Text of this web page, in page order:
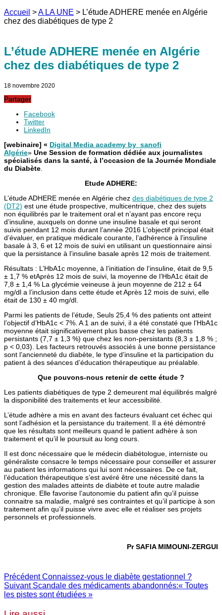
Accueil >A LA UNE > L’étude ADHERE menée en Algérie
chez des diabétiques de type 2
L’étude ADHERE menée en Algérie
chez des diabétiques de type 2
18 novembre 2020
Partager
Facebook
Twitter
LinkedIn
[webinaire] « Digital Media academy by sanofi
Algérie» Une Session de formation dédiée aux journalistes
spécialisés dans la santé, à l’occasion de la Journée Mondiale
du Diabète
Etude ADHERE:
L’étude ADHERE menée en Algérie chez des diabétiques de type 2
(DT2) est une étude prospective, multicentrique, chez des sujets
non équilibrés par le traitement oral et n’ayant pas encore reçu
d’insuline, auxquels on donne une insuline basale et qui seront
suivis pendant 12 mois durant l’année 2016 L’objectif principal était
d’évaluer, en pratique médicale courante, l’adhérence à l’insuline
basale à 3, 6 et 12 mois de suivi en utilisant un questionnaire ainsi
que la persistance à l’insuline basale après 12 mois de traitement.
Résultats : L’HbA1c moyenne, à l’initiation de l’insuline, était de 9,5
± 1,7 % etAprès 12 mois de suivi, la moyenne de l’HbA1c était de
7,8 ± 1,4 % La glycémie veineuse à jeun moyenne de 212 ± 64
mg/dl a l’inclusion dans cette étude et Après 12 mois de suivi, elle
était de 130 ± 40 mg/dl.
Parmi les patients de l’étude, Seuls 25,4 % des patients ont atteint
l’objectif d’HbA1c < 7%. A 1 an de suivi, il a été constaté que l’HbA1c
moyenne était significativement plus basse chez les patients
persistants (7,7 ± 1,3 %) que chez les non-persistants (8,3 ± 1,8 % ;
p < 0,03). Les facteurs retrouvés associés à une bonne persistance
sont l’ancienneté du diabète, le type d’insuline et la participation du
patient à des séances d’éducation thérapeutique au préalable.
Que pouvons-nous retenir de cette étude ?
Les patients diabétiques de type 2 demeurent mal équilibrés malgré
la disponibilité des traitements et leur accessibilité.
L’étude adhère a mis en avant des facteurs évaluant cet échec qui
sont l’adhésion et la persistance du traitement. Il a été démontré
que les résultats sont meilleurs quand le patient adhère à son
traitement et qu’il le poursuit au long cours.
Il est donc nécessaire que le médecin diabétologue, interniste ou
généraliste consacre le temps nécessaire pour conseiller et assurer
au patient les informations qui lui sont nécessaires. De ce fait,
l’éducation thérapeutique s’est avéré être une nécessité dans la
gestion des malades atteints de diabète et toute autre maladie
chronique. Elle favorise l’autonomie du patient afin qu’il puisse
connaitre sa maladie, malgré ses contraintes et qu’il participe à son
traitement afin qu’il puisse vivre avec elle et réaliser ses projets
personnels et professionnels.
Pr SAFIA MIMOUNI-ZERGUI
PrécédentConnaissez-vous le diabète gestationnel ?
SuivantScandale des médicaments abandonnés:« Toutes
les pistes sont étudiées »